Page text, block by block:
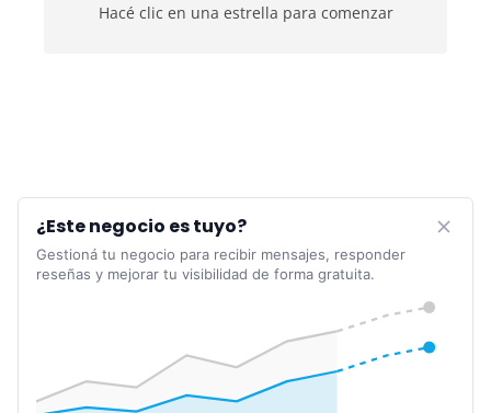
Hacé clic en una estrella para comenzar
¿Este negocio es tuyo?
Gestioná tu negocio para recibir mensajes, responder
reseñas y mejorar tu visibilidad de forma gratuita.